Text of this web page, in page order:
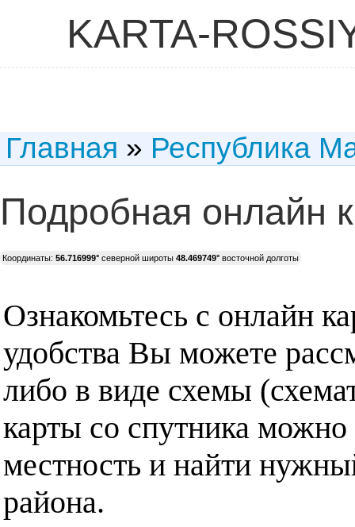
KARTA-
Главная » Республика
Подробная онлайн
Координаты: 56.716999° северной широты 48.469749° восточной долготы
Ознакомьтесь с онлайн
удобства Вы можете
либо в виде схемы
карты со спутника можно
местность и найти
района.